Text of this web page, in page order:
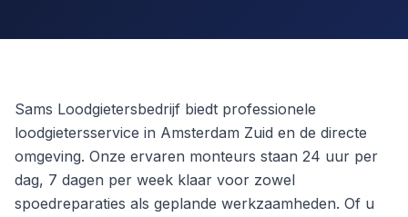
Sams Loodgietersbedrijf biedt professionele
loodgietersservice in Amsterdam Zuid en de directe
omgeving. Onze ervaren monteurs staan 24 uur per
dag, 7 dagen per week klaar voor zowel
spoedreparaties als geplande werkzaamheden. Of u